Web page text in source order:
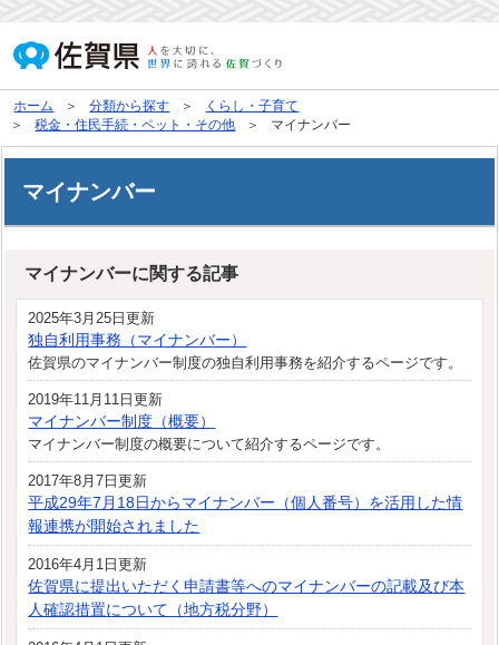
ホーム 分類から探す
くらし・子育て
税金・住民手続・ペット・その他
マイナンバー
マイナンバー
マイナンバーに関する記事
2025年3月25日更新
独自利用事務（マイナンバー）
佐賀県のマイナンバー制度の独自利用事務を紹介するページです。
2019年11月11日更新
マイナンバー制度（概要）
マイナンバー制度の概要について紹介するページです。
2017年8月7日更新
平成29年7月18日からマイナンバー（個人番号）を活用した情
報連携が開始されました
2016年4月1日更新
佐賀県に提出いただく申請書等へのマイナンバーの記載及び本
人確認措置について（地方税分野）